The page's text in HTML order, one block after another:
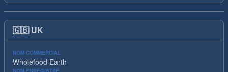
🇬🇧 UK
NOM COMMERCIAL
Wholefood Earth